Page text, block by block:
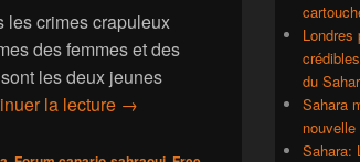
les crimes crapuleux
des femmes et des
les deux jeunes
la lecture Des femmes victimes des
→
Londres
du
Sahara
Sahara: